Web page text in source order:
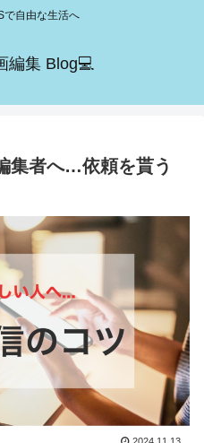
で自由な生活へ
編集 Blog💻
集者へ…依頼を貰う